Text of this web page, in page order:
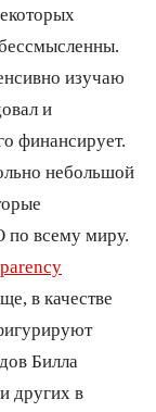
изучаю
и
финансирует.
небольшой
всему миру.
в качестве
Билла
других в